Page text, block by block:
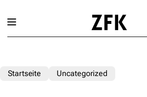
Startseite Uncategorized